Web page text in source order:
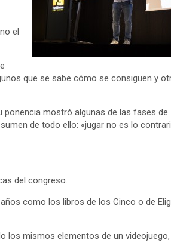
el
que se sabe cómo se consiguen y
ponencia mostró algunas de las fases de
de todo ello: «jugar no es lo
del congreso.
como los libros de los Cinco o de
los mismos elementos de un